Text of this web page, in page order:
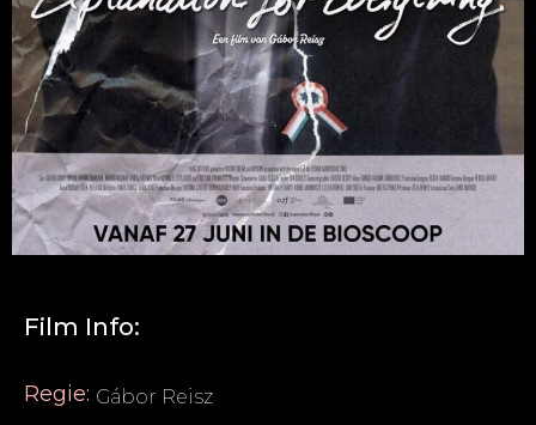
Film Info:
Regie: Gábor Reisz